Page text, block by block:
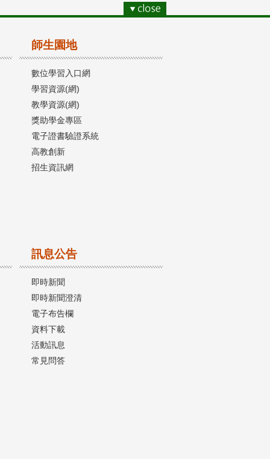
師生園地
數位學習入口網
學習資源(網)
教學資源(網)
獎助學金專區
電子證書驗證系統
高教創新
招生資訊網
訊息公告
即時新聞
即時新聞澄清
電子布告欄
資料下載
活動訊息
常見問答